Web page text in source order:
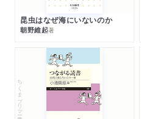
昆虫はなぜ海にいないのか
朝野維起著
ちくまプリマー新書